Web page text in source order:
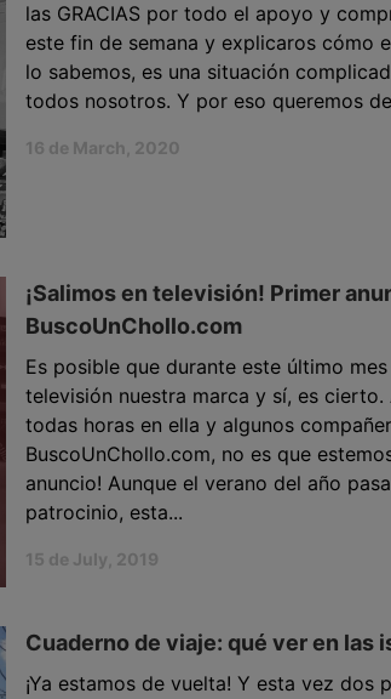
las GRACIAS por todo el apoyo y
este fin de semana y explicaros cómo
lo sabemos, es una situación
todos nosotros. Y por eso queremos
16 de March, 2020
¡Salimos en televisión! Primer
BuscoUnChollo.com
Es posible que durante este último
televisión nuestra marca y sí, es
todas horas en ella y algunos
BuscoUnChollo.com, no es que
anuncio! Aunque el verano del año
patrocinio, esta...
15 de July, 2019
Cuaderno de viaje: qué ver en las
¡Ya estamos de vuelta! Y esta vez dos